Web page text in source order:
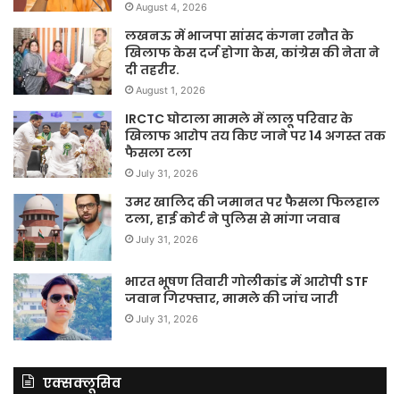
August 4, 2026
लखनऊ में भाजपा सांसद कंगना रनौत के
खिलाफ केस दर्ज होगा केस, कांग्रेस की नेता ने
दी तहरीर.
August 1, 2026
IRCTC घोटाला मामले में लालू परिवार के
खिलाफ आरोप तय किए जाने पर 14 अगस्त तक
फैसला टला
July 31, 2026
उमर खालिद की जमानत पर फैसला फिलहाल
टला, हाई कोर्ट ने पुलिस से मांगा जवाब
July 31, 2026
भारत भूषण तिवारी गोलीकांड में आरोपी STF
जवान गिरफ्तार, मामले की जांच जारी
July 31, 2026
एक्सक्लूसिव